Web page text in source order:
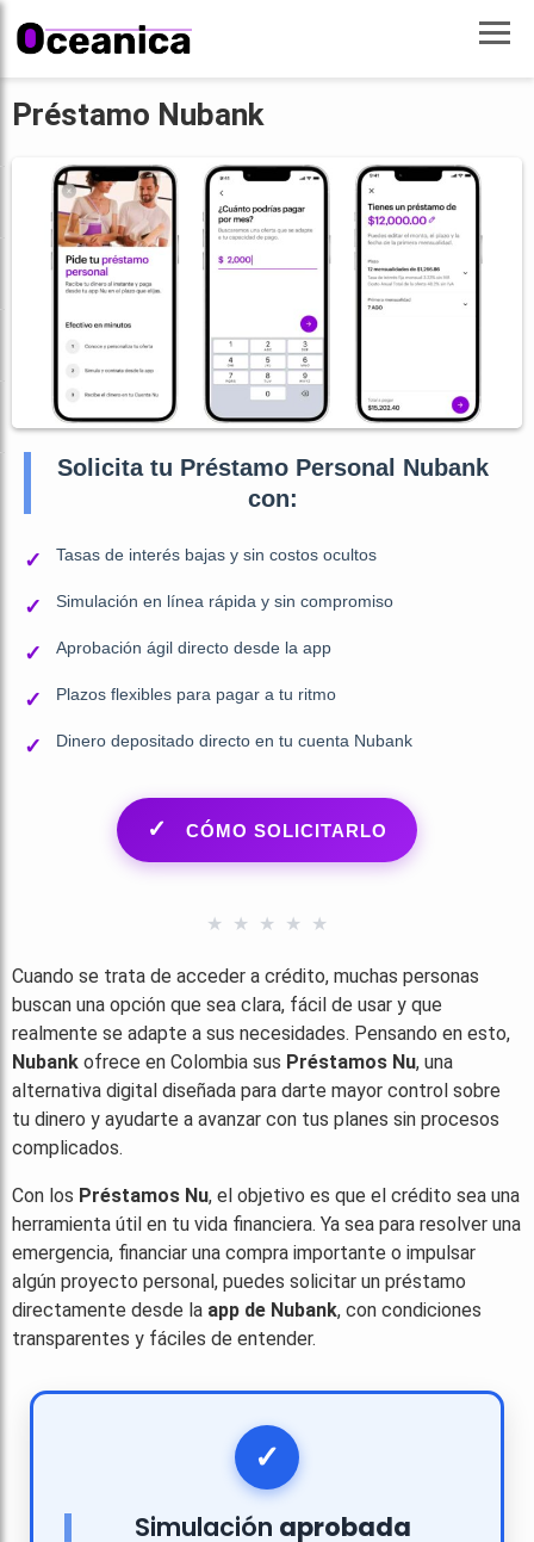
Préstamo Nubank
Solicita tu Préstamo Personal Nubank
con:
✓ Tasas de interés bajas y sin costos ocultos
✓ Simulación en línea rápida y sin compromiso
✓ Aprobación ágil directo desde la app
✓ Plazos flexibles para pagar a tu ritmo
✓ Dinero depositado directo en tu cuenta Nubank
CÓMO SOLICITARLO
★ ★ ★ ★ ★
Cuando se trata de acceder a crédito, muchas personas
buscan una opción que sea clara, fácil de usar y que
realmente se adapte a sus necesidades. Pensando en esto,
Nubank ofrece en Colombia sus Préstamos Nu, una
alternativa digital diseñada para darte mayor control sobre
tu dinero y ayudarte a avanzar con tus planes sin procesos
complicados.
Con los Préstamos Nu, el objetivo es que el crédito sea una
herramienta útil en tu vida financiera. Ya sea para resolver una
emergencia, financiar una compra importante o impulsar
algún proyecto personal, puedes solicitar un préstamo
directamente desde la app de Nubank, con condiciones
transparentes y fáciles de entender.
Simulación aprobada